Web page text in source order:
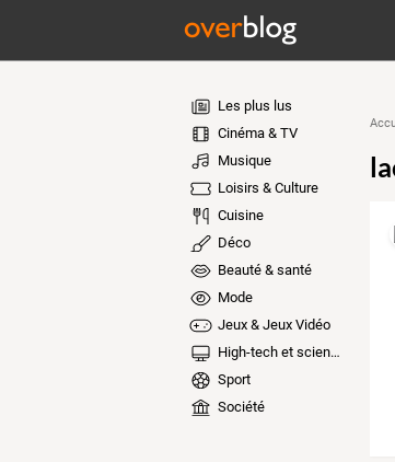
Les plus lus
Cinéma & TV
Musique
Loisirs & Culture
Cuisine
Déco
Beauté & santé
Mode
Jeux & Jeux Vidéo
High-tech et sciences
Sport
Société